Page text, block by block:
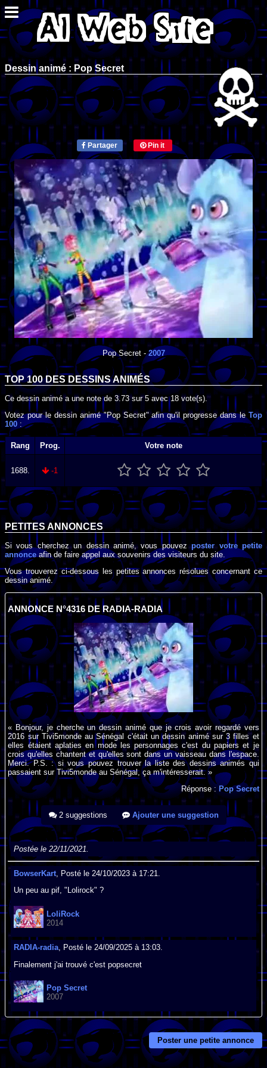
Dessin animé : Pop Secret
Partager Pin it
Pop Secret-2007
TOP 100 DES DESSINS ANIMÉS
Ce dessin animé a une note de 3.73sur5 avec18 vote(s).
Votez pour le dessin animé "Pop Secret" afin qu'il progresse dans le Top
100 :
Rang Prog. Votre note
1688. -1
PETITES ANNONCES
Si vous cherchez un dessin animé, vous pouvezposter votre petite
annonce afin de faire appel aux souvenirs des visiteurs du site.
Vous trouverez ci-dessous les petites annonces résolues concernant ce
dessin animé.
ANNONCE N°4316 DE RADIA-RADIA
« Bonjour, je cherche un dessin animé que je crois avoir regardé vers
2016 sur Tivi5monde au Sénégal c'était un dessin animé sur 3 filles et
elles étaient aplaties en mode les personnages c'est du papiers et je
crois qu'elles chantent et qu'elles sont dans un vaisseau dans l'espace.
Merci. P.S. : si vous pouvez trouver la liste des dessins animés qui
passaient sur Tivi5monde au Sénégal, ça m'intéresserait. »
Réponse :Pop Secret
2 suggestions Ajouter une suggestion
Postée le 22/11/2021.
BowserKart , Posté le 24/10/2023 à 17:21.
Un peu au pif, "Lolirock" ?
LoliRock
2014
RADIA-radia, Posté le 24/09/2025 à 13:03.
Finalement j'ai trouvé c'est popsecret
Pop Secret
2007
Poster une petite annonce